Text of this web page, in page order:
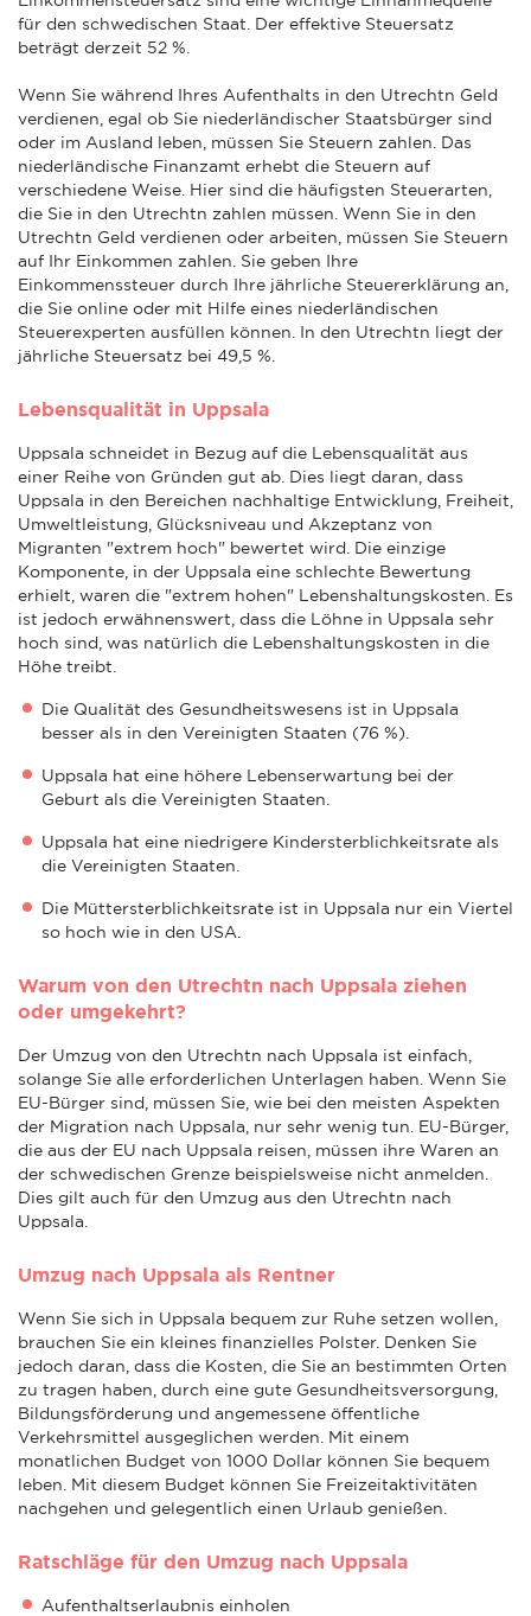
für den schwedischen Staat. Der effektive Steuersatz
beträgt derzeit 52 %.
Wenn Sie während Ihres Aufenthalts in den Utrechtn Geld
verdienen, egal ob Sie niederländischer Staatsbürger sind
oder im Ausland leben, müssen Sie Steuern zahlen. Das
niederländische Finanzamt erhebt die Steuern auf
verschiedene Weise. Hier sind die häufigsten Steuerarten,
die Sie in den Utrechtn zahlen müssen. Wenn Sie in den
Utrechtn Geld verdienen oder arbeiten, müssen Sie Steuern
auf Ihr Einkommen zahlen. Sie geben Ihre
Einkommenssteuer durch Ihre jährliche Steuererklärung an,
die Sie online oder mit Hilfe eines niederländischen
Steuerexperten ausfüllen können. In den Utrechtn liegt der
jährliche Steuersatz bei 49,5 %.
Lebensqualität in Uppsala
Uppsala schneidet in Bezug auf die Lebensqualität aus
einer Reihe von Gründen gut ab. Dies liegt daran, dass
Uppsala in den Bereichen nachhaltige Entwicklung, Freiheit,
Umweltleistung, Glücksniveau und Akzeptanz von
Migranten "extrem hoch" bewertet wird. Die einzige
Komponente, in der Uppsala eine schlechte Bewertung
erhielt, waren die "extrem hohen" Lebenshaltungskosten. Es
ist jedoch erwähnenswert, dass die Löhne in Uppsala sehr
hoch sind, was natürlich die Lebenshaltungskosten in die
Höhe treibt.
Die Qualität des Gesundheitswesens ist in Uppsala
besser als in den Vereinigten Staaten (76 %).
Uppsala hat eine höhere Lebenserwartung bei der
Geburt als die Vereinigten Staaten.
Uppsala hat eine niedrigere Kindersterblichkeitsrate als
die Vereinigten Staaten.
Die Müttersterblichkeitsrate ist in Uppsala nur ein Viertel
so hoch wie in den USA.
Warum von den Utrechtn nach Uppsala ziehen
oder umgekehrt?
Der Umzug von den Utrechtn nach Uppsala ist einfach,
solange Sie alle erforderlichen Unterlagen haben. Wenn Sie
EU-Bürger sind, müssen Sie, wie bei den meisten Aspekten
der Migration nach Uppsala, nur sehr wenig tun. EU-Bürger,
die aus der EU nach Uppsala reisen, müssen ihre Waren an
der schwedischen Grenze beispielsweise nicht anmelden.
Dies gilt auch für den Umzug aus den Utrechtn nach
Uppsala.
Umzug nach Uppsala als Rentner
Wenn Sie sich in Uppsala bequem zur Ruhe setzen wollen,
brauchen Sie ein kleines finanzielles Polster. Denken Sie
jedoch daran, dass die Kosten, die Sie an bestimmten Orten
zu tragen haben, durch eine gute Gesundheitsversorgung,
Bildungsförderung und angemessene öffentliche
Verkehrsmittel ausgeglichen werden. Mit einem
monatlichen Budget von 1000 Dollar können Sie bequem
leben. Mit diesem Budget können Sie Freizeitaktivitäten
nachgehen und gelegentlich einen Urlaub genießen.
Ratschläge für den Umzug nach Uppsala
Aufenthaltserlaubnis einholen